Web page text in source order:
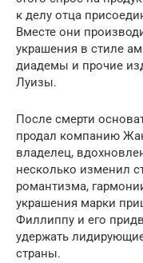
к делу отца
Вместе они
украшения в стиле
диадемы и прочие
Луизы.
После смерти
продал компанию
владелец,
несколько изменил
романтизма,
украшения марки
Филлиппу и его
удержать
страны.